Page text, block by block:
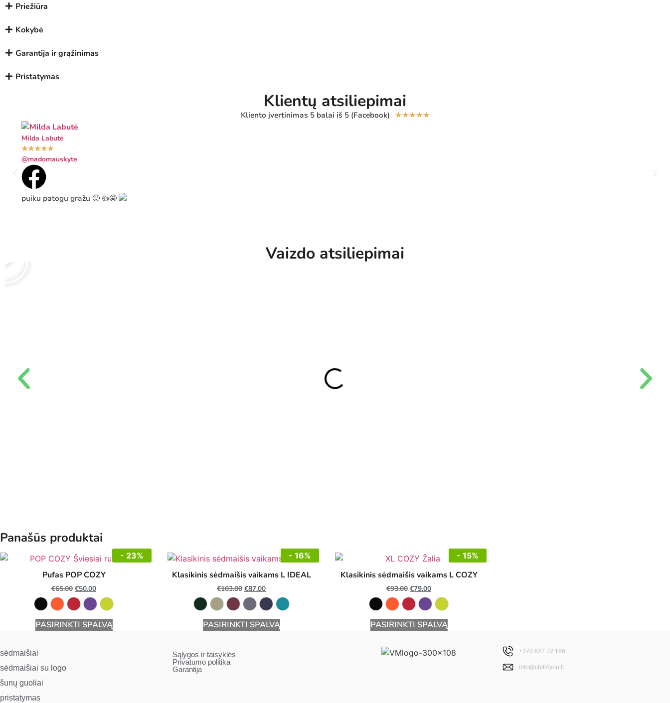
Priežiūra
Kokybė
Garantija ir grąžinimas
Pristatymas
Klientų atsiliepimai
Kliento įvertinimas 5 balai iš 5 (Facebook) ★★★★★
Milda Labutė
★★★★★
@madomauskyte
puiku patogu gražu 🙂 👍🤩
Vaizdo atsiliepimai
Panašūs produktai
- 23%
Pufas POP COZY
€65.00 €50.00
PASIRINKTI SPALVĄ
- 16%
Klasikinis sėdmaišis vaikams L IDEAL
€103.00 €87.00
PASIRINKTI SPALVĄ
- 15%
Klasikinis sėdmaišis vaikams L COZY
€93.00 €79.00
PASIRINKTI SPALVĄ
sėdmaišiai
sėdmaišiai su logo
šunų guoliai
pristatymas
Sąlygos ir taisyklės
Privatumo politika
Garantija
+370 627 72 166
info@chill4you.lt